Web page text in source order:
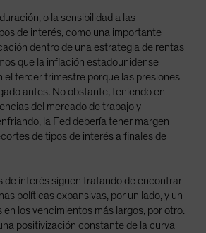
o la sensibilidad a las
de interés, como una importante
dentro de una estrategia de rentas
que la inflación estadounidense
el tercer trimestre porque las presiones
antes. No obstante, teniendo en
del mercado de trabajo y
la Fed debería tener margen
de tipos de interés a finales de
de interés siguen tratando de encontrar
políticas expansivas, por un lado, y un
en los vencimientos más largos, por otro.
positivización constante de la curva